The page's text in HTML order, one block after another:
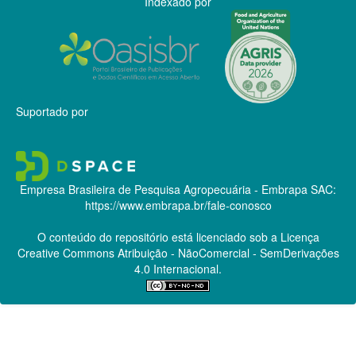
Suportado por
Empresa Brasileira de Pesquisa Agropecuária - Embrapa SAC:
https://www.embrapa.br/fale-conosco
O conteúdo do repositório está licenciado sob a Licença
Creative CommonsAtribuição - NãoComercial - SemDerivações
4.0 Internacional.